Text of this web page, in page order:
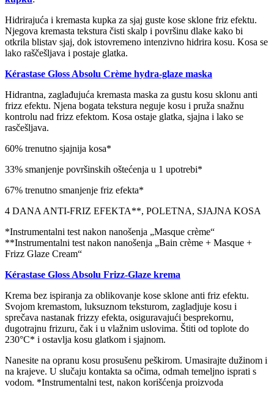
Hidrirajuća i kremasta kupka za sjaj guste kose sklone friz efektu.
Njegova kremasta tekstura čisti skalp i površinu dlake kako bi
otkrila blistav sjaj, dok istovremeno intenzivno hidrira kosu. Kosa se
lako raščešljava i postaje glatka.
Kérastase Gloss Absolu Crème hydra-glaze maska
Hidrantna, zaglađujuća kremasta maska za gustu kosu sklonu anti
frizz efektu. Njena bogata tekstura neguje kosu i pruža snažnu
kontrolu nad frizz efektom. Kosa ostaje glatka, sjajna i lako se
rasčešljava.
60% trenutno sjajnija kosa*
33% smanjenje površinskih oštećenja u 1 upotrebi*
67% trenutno smanjenje friz efekta*
4 DANA ANTI-FRIZ EFEKTA**, POLETNA, SJAJNA KOSA
*Instrumentalni test nakon nanošenja „Masque crème“
**Instrumentalni test nakon nanošenja „Bain crème + Masque +
Frizz Glaze Cream“
Kérastase Gloss Absolu Frizz-Glaze krema
Krema bez ispiranja za oblikovanje kose sklone anti friz efektu.
Svojom kremastom, luksuznom teksturom, zagladjuje kosu i
sprečava nastanak frizzy efekta, osiguravajući besprekornu,
dugotrajnu frizuru, čak i u vlažnim uslovima. Štiti od toplote do
230°C* i ostavlja kosu glatkom i sjajnom.
Nanesite na opranu kosu prosušenu peškirom. Umasirajte dužinom i
na krajeve. U slučaju kontakta sa očima, odmah temeljno isprati s
vodom. *Instrumentalni test, nakon korišćenja proizvoda